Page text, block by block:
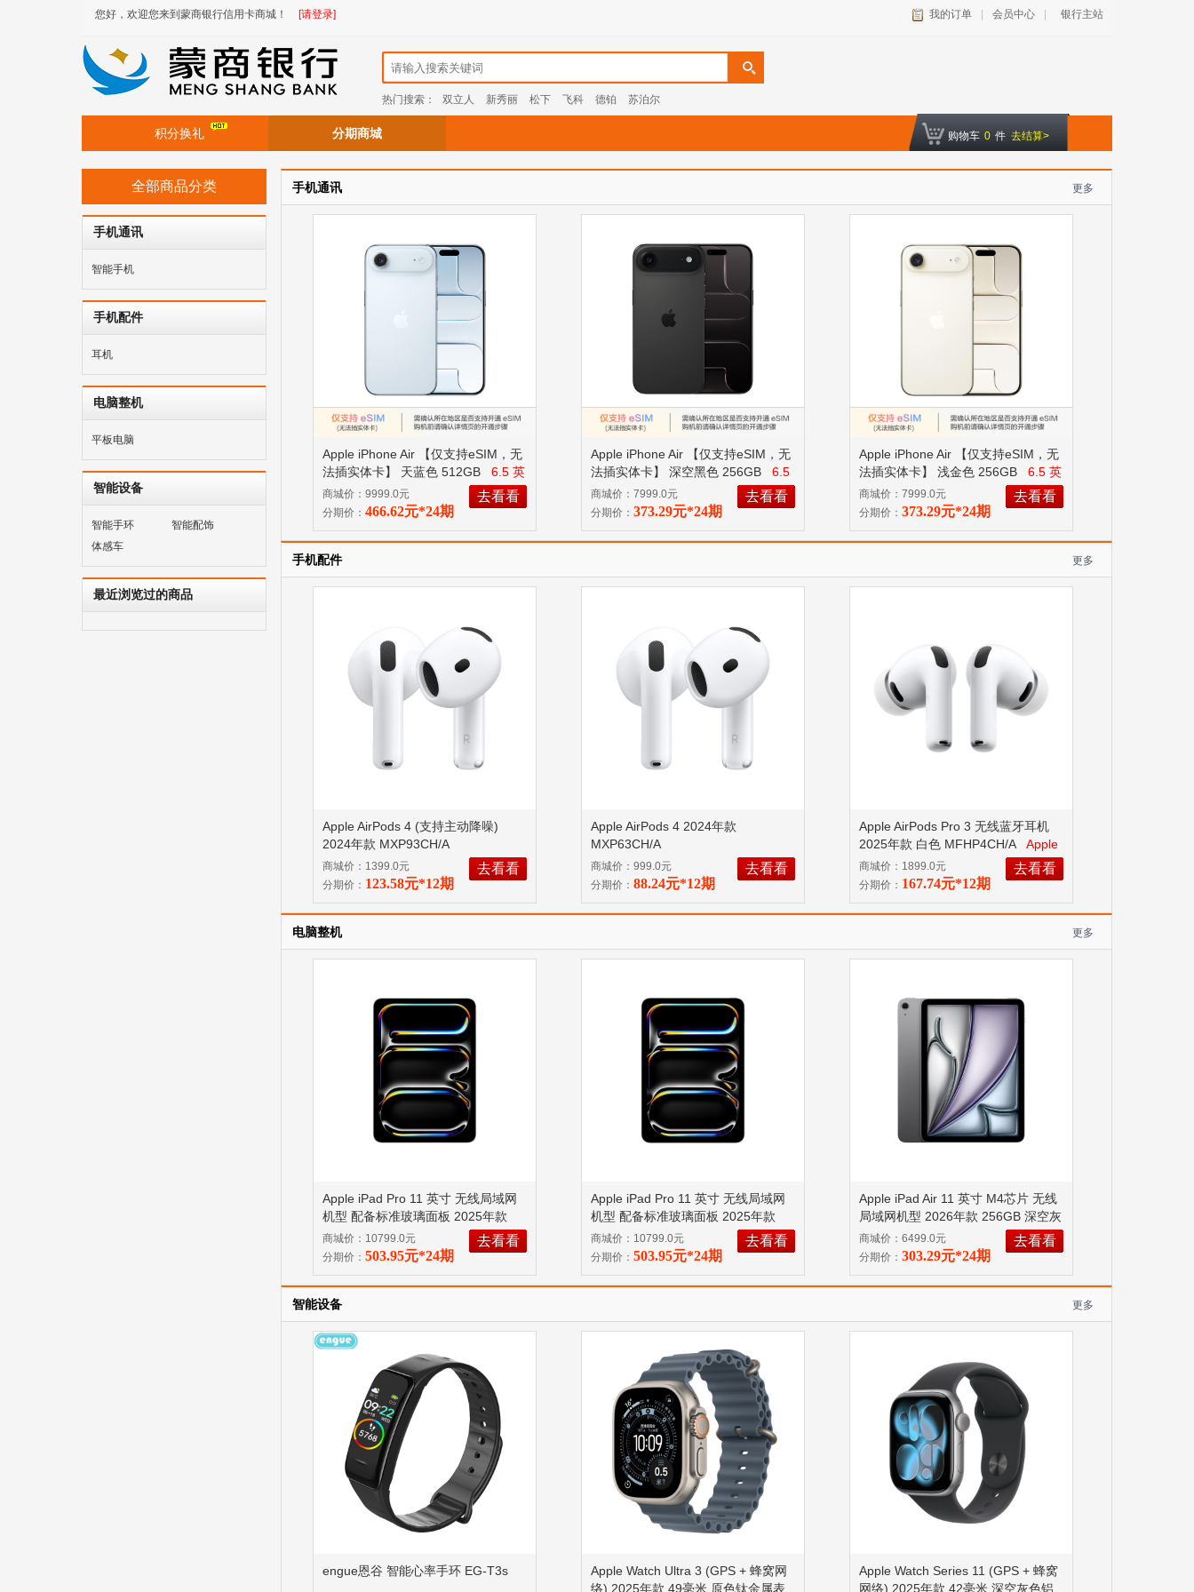
您好，欢迎您来到蒙商银行信用卡商城！ [请登录] 我的订单 会员中心 银行主站
热门搜索： 双立人 新秀丽 松下 飞科 德铂 苏泊尔
积分换礼 分期商城 购物车 0 件 去结算>
全部商品分类
手机通讯
智能手机
手机配件
耳机
电脑整机
平板电脑
智能设备
智能手环
智能配饰
体感车
最近浏览过的商品
手机通讯 更多
Apple iPhone Air 【仅支持eSIM，无
法插实体卡】 天蓝色 512GB
6.5 英
寸、 A19 Pro 芯片
商城价：9999.0元
分期价： 466.62元*24期
去看看
Apple iPhone Air 【仅支持eSIM，无
法插实体卡】 深空黑色 256GB
6.5
英寸、 A19 Pro 芯片
商城价：7999.0元
分期价： 373.29元*24期
去看看
Apple iPhone Air 【仅支持eSIM，无
法插实体卡】 浅金色 256GB
6.5 英
寸、 A19 Pro 芯片
商城价：7999.0元
分期价： 373.29元*24期
去看看
手机配件 更多
Apple AirPods 4 (支持主动降噪)
2024年款 MXP93CH/A
商城价：1399.0元
分期价： 123.58元*12期
去看看
Apple AirPods 4 2024年款
MXP63CH/A
商城价：999.0元
分期价： 88.24元*12期
去看看
Apple AirPods Pro 3 无线蓝牙耳机
2025年款 白色 MFHP4CH/A
Apple
H2 耳机芯片
商城价：1899.0元
分期价： 167.74元*12期
去看看
电脑整机 更多
Apple iPad Pro 11 英寸 无线局域网
机型 配备标准玻璃面板 2025年款
256GB 银色 MDWL4CH/A Apple
M5 芯片 配备标准玻璃面板
商城价：10799.0元
分期价： 503.95元*24期
去看看
Apple iPad Pro 11 英寸 无线局域网
机型 配备标准玻璃面板 2025年款
256GB 深空黑色 MDWK4CH/A
Apple M5 芯片 配备标准玻璃面板
商城价：10799.0元
分期价： 503.95元*24期
去看看
Apple iPad Air 11 英寸 M4芯片 无线
局域网机型 2026年款 256GB 深空灰
色 MH354CH/A
11 英寸 M4芯片
商城价：6499.0元
分期价： 303.29元*24期
去看看
智能设备 更多
engue恩谷 智能心率手环 EG-T3s
Apple Watch Ultra 3 (GPS + 蜂窝网
络) 2025年款 49毫米 原色钛金属表
Apple Watch Series 11 (GPS + 蜂窝
网络) 2025年款 42毫米 深空灰色铝